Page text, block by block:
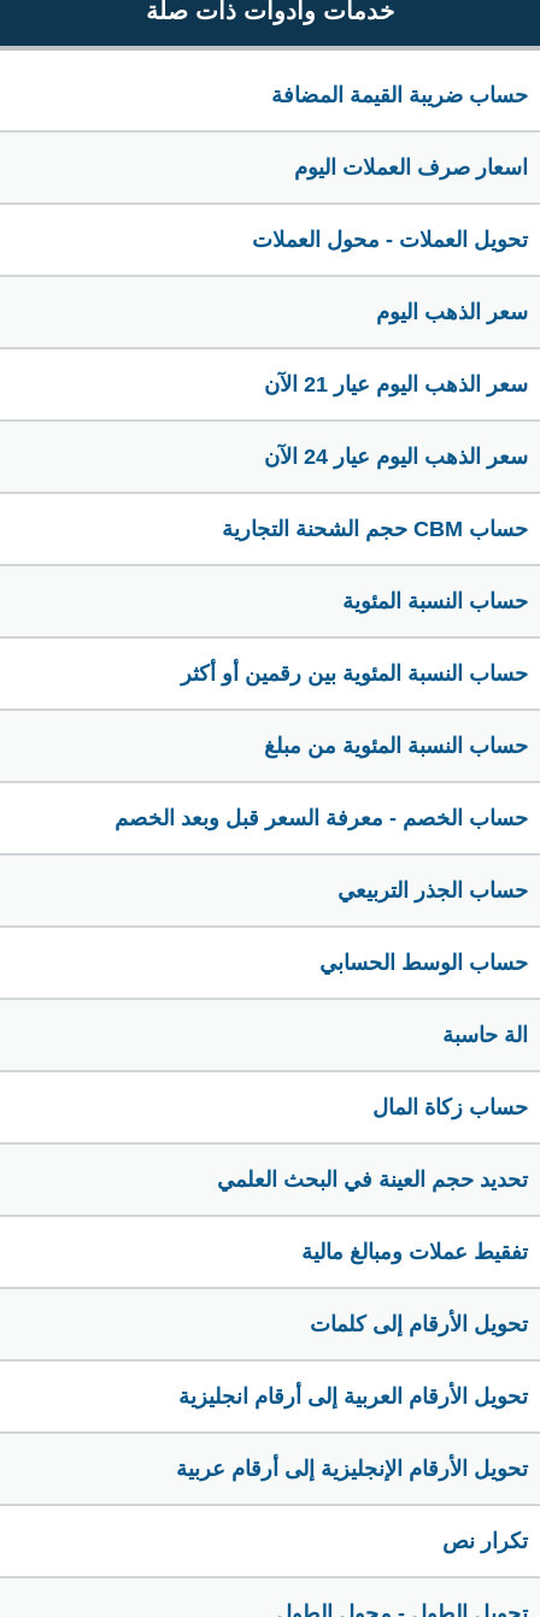
خدمات وأدوات ذات صلة
حساب ضريبة القيمة المضافة
اسعار صرف العملات اليوم
تحويل العملات - محول العملات
سعر الذهب اليوم
سعر الذهب اليوم عيار 21 الآن
سعر الذهب اليوم عيار 24 الآن
حساب CBM حجم الشحنة التجارية
حساب النسبة المئوية
حساب النسبة المئوية بين رقمين أو أكثر
حساب النسبة المئوية من مبلغ
حساب الخصم - معرفة السعر قبل وبعد الخصم
حساب الجذر التربيعي
حساب الوسط الحسابي
الة حاسبة
حساب زكاة المال
تحديد حجم العينة في البحث العلمي
تفقيط عملات ومبالغ مالية
تحويل الأرقام إلى كلمات
تحويل الأرقام العربية إلى أرقام انجليزية
تحويل الأرقام الإنجليزية إلى أرقام عربية
تكرار نص